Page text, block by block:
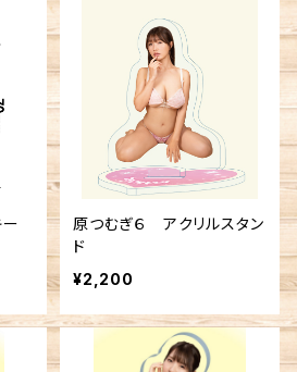
原つむぎ６ アクリルスタン
ド
¥2,200